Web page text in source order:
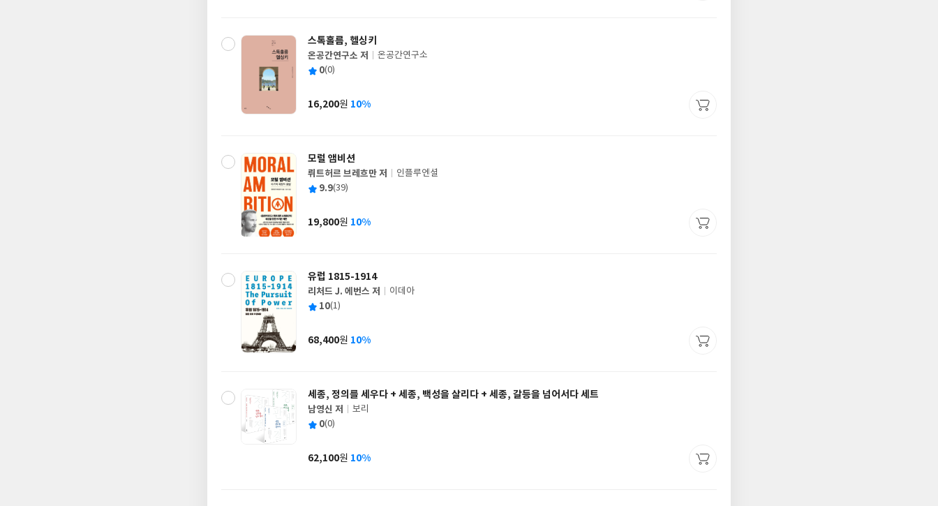
스톡홀름, 헬싱키
글
쓴
온공간연구소 저
출
사
온공간연구소
평 0(0)
가
16,200원 10%
모럴 앰비션
글
쓴
뤼트허르 브레흐만 저
출
사
인플루엔셜
평 9.9(39)
가
19,800원 10%
유럽 1815-1914
글
쓴
리처드 J. 에번스 저
출
사
이데아
평 10(1)
가
68,400원 10%
세종, 정의를 세우다 + 세종, 백성을 살리다 + 세종, 갈등을 넘어서다 세트
글
쓴
남영신 저
출
사
보리
평 0(0)
가
62,100원 10%